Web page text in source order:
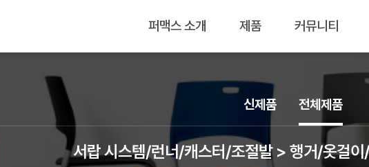
퍼맥스 소개 제품 커뮤니티
서랍 시스템/런너/캐스터/조절발 > 행거/옷걸
신제품 전체제품